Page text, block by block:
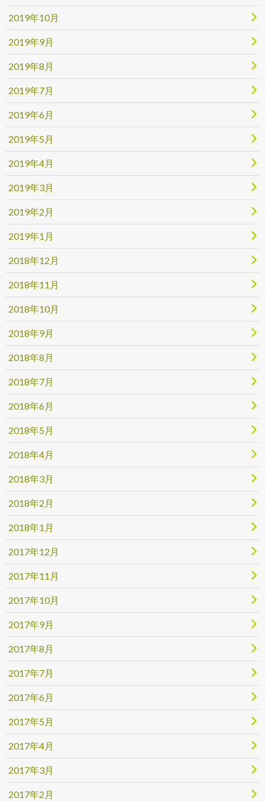
2019年10月
2019年9月
2019年8月
2019年7月
2019年6月
2019年5月
2019年4月
2019年3月
2019年2月
2019年1月
2018年12月
2018年11月
2018年10月
2018年9月
2018年8月
2018年7月
2018年6月
2018年5月
2018年4月
2018年3月
2018年2月
2018年1月
2017年12月
2017年11月
2017年10月
2017年9月
2017年8月
2017年7月
2017年6月
2017年5月
2017年4月
2017年3月
2017年2月